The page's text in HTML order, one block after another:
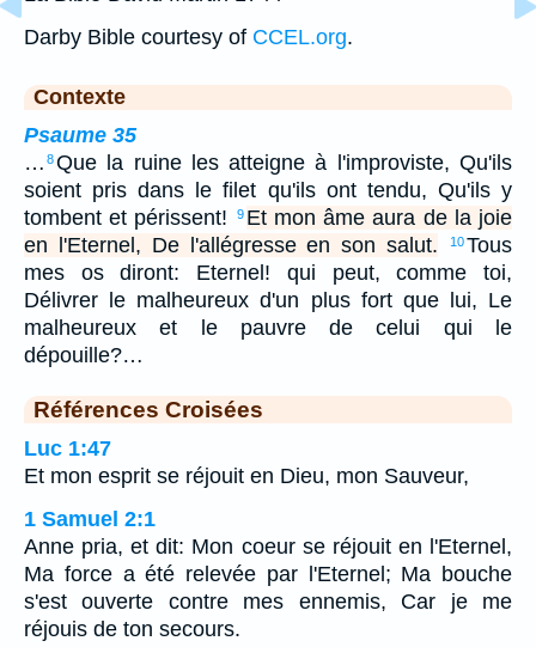
Darby Bible courtesy of CCEL.org.
Contexte
Psaume 35
… 8Que la ruine les atteigne à l'improviste, Qu'ils
soient pris dans le filet qu'ils ont tendu, Qu'ils y
tombent et périssent!
9 Et mon âme aura de la joie
en l'Eternel, De l'allégresse en son salut.
10Tous
mes os diront: Eternel! qui peut, comme toi,
Délivrer le malheureux d'un plus fort que lui, Le
malheureux et le pauvre de celui qui le
dépouille?…
Références Croisées
Luc 1:47
Et mon esprit se réjouit en Dieu, mon Sauveur,
1 Samuel 2:1
Anne pria, et dit: Mon coeur se réjouit en l'Eternel,
Ma force a été relevée par l'Eternel; Ma bouche
s'est ouverte contre mes ennemis, Car je me
réjouis de ton secours.